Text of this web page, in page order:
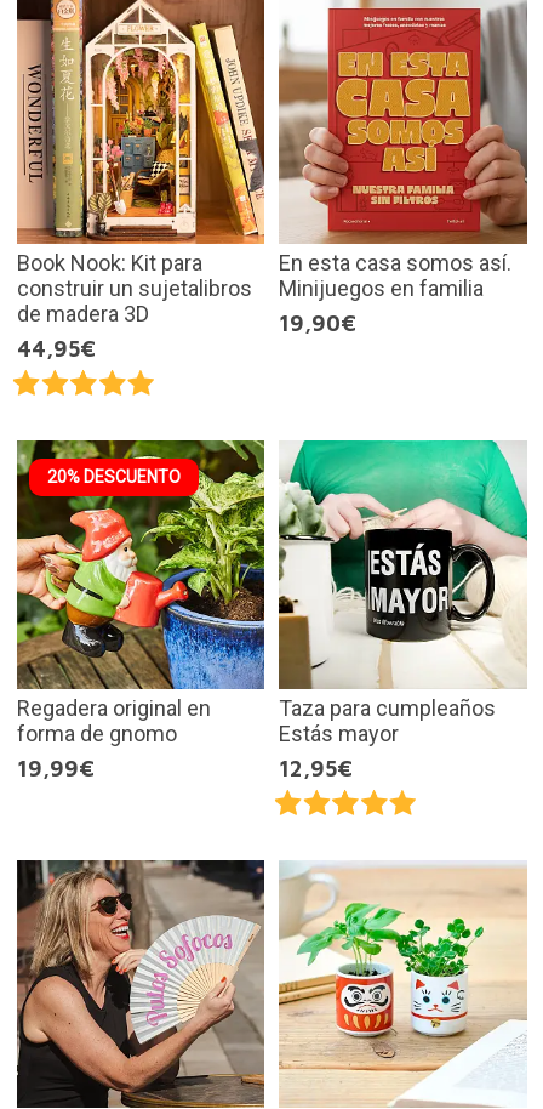
Book Nook: Kit para
construir un sujetalibros
de madera 3D
44,95€
En esta casa somos así.
Minijuegos en familia
19,90€
20% DESCUENTO
Regadera original en
forma de gnomo
19,99€
Taza para cumpleaños
Estás mayor
12,95€